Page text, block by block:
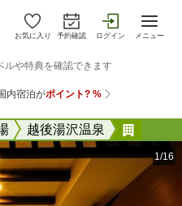
お気に入り 予約確認 ログイン メニュー
越後湯沢温泉
1/16